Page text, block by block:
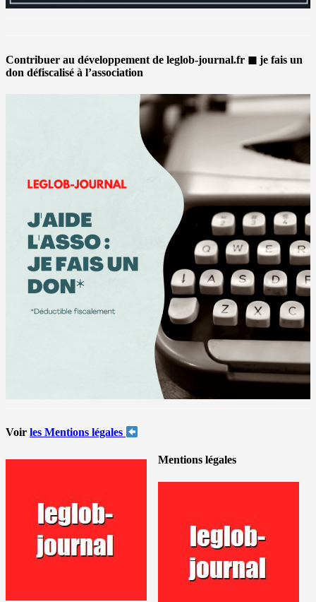
Contribuer au développement de leglob-journal.fr ◼ je fais un
don défiscalisé à l’association
Voir les Mentions légales
Mentions légales